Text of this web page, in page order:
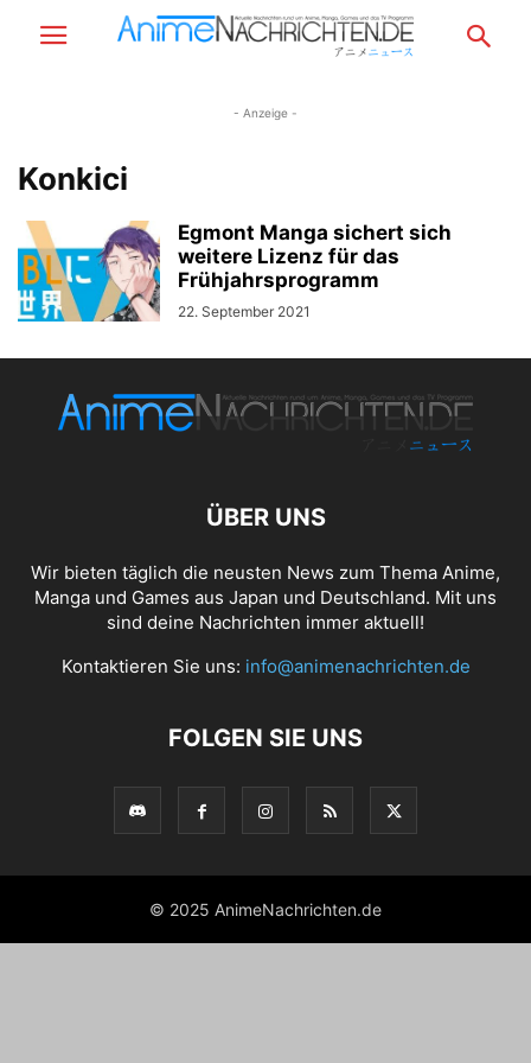
- Anzeige -
Konkici
Egmont Manga sichert sich
weitere Lizenz für das
Frühjahrsprogramm
22. September 2021
ÜBER UNS
Wir bieten täglich die neusten News zum Thema Anime,
Manga und Games aus Japan und Deutschland. Mit uns
sind deine Nachrichten immer aktuell!
Kontaktieren Sie uns: info@animenachrichten.de
FOLGEN SIE UNS
© 2025 AnimeNachrichten.de